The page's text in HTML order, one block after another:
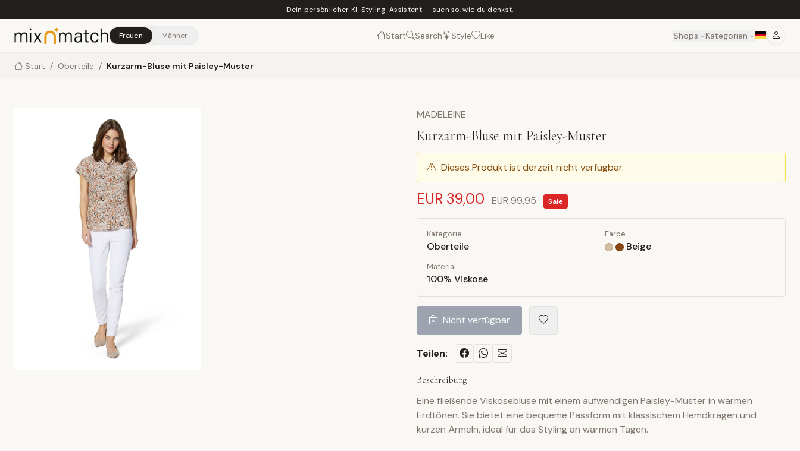
Dein persönlicher KI-Styling-Assistent — such so, wie du denkst.
Frauen Männer Start Search Style Like Shops Kategorien
Start / Oberteile / Kurzarm-Bluse mit Paisley-Muster
MADELEINE
Kurzarm-Bluse mit Paisley-Muster
Dieses Produkt ist derzeit nicht verfügbar.
EUR 39,00 EUR 99,95 Sale
Kategorie
Oberteile
Farbe
Beige
Material
100% Viskose
Nicht verfügbar
Teilen:
Beschreibung
Eine fließende Viskosebluse mit einem aufwendigen Paisley-Muster in warmen
Erdtönen. Sie bietet eine bequeme Passform mit klassischem Hemdkragen und
kurzen Ärmeln, ideal für das Styling an warmen Tagen.